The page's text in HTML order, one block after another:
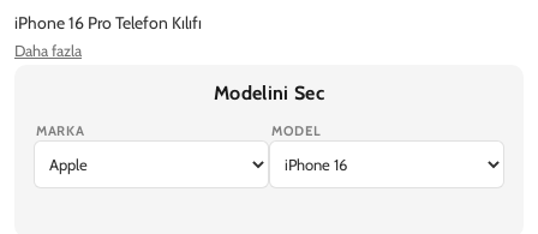
iPhone 16 Pro Telefon Kılıfı
iPhone 17 Telefon Kılıfı
Daha fazla
Modelini Sec
MARKA MODEL